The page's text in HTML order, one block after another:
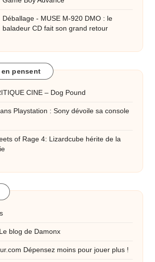
Déballage - MUSE M-920 DMO : le
baladeur CD fait son grand retour
en pensent
CINE – Dog Pound
Playstation : Sony dévoile sa console
of Rage 4: Lizardcube hérite de la
Le blog de Damonx
Dépensez moins pour jouer plus !